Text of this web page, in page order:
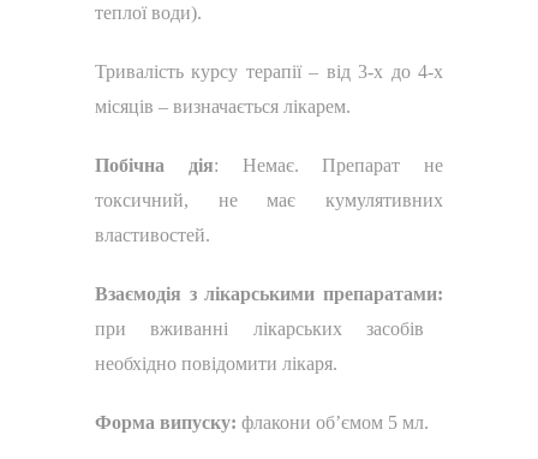
теплої води).
Тривалість курсу терапії – від 3-х до 4-х
місяців – визначається лікарем.
Побічна дія: Немає. Препарат не
токсичний, не має кумулятивних
властивостей.
Взаємодія з лікарськими препаратами:
при вживанні лікарських засобів
необхідно повідомити лікаря.
Форма випуску: флакони об’ємом 5 мл.